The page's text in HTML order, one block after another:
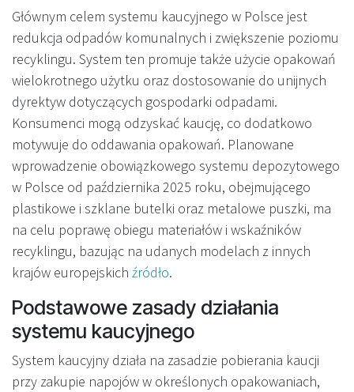
Głównym celem systemu kaucyjnego w Polsce jest
redukcja odpadów komunalnych i zwiększenie poziomu
recyklingu. System ten promuje także użycie opakowań
wielokrotnego użytku oraz dostosowanie do unijnych
dyrektyw dotyczących gospodarki odpadami.
Konsumenci mogą odzyskać kaucję, co dodatkowo
motywuje do oddawania opakowań. Planowane
wprowadzenie obowiązkowego systemu depozytowego
w Polsce od października 2025 roku, obejmującego
plastikowe i szklane butelki oraz metalowe puszki, ma
na celu poprawę obiegu materiałów i wskaźników
recyklingu, bazując na udanych modelach z innych
krajów europejskich źródło.
Podstawowe zasady działania
systemu kaucyjnego
System kaucyjny działa na zasadzie pobierania kaucji
przy zakupie napojów w określonych opakowaniach,